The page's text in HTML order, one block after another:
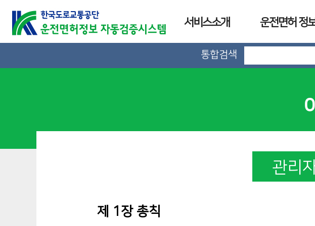
서비스소개 운전면허 정
통합검색
관리
제 1장 총칙